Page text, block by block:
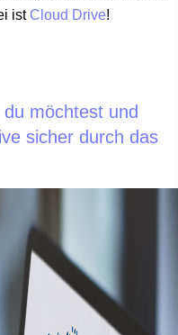
ist Cloud Drive!
möchtest und
sicher durch das